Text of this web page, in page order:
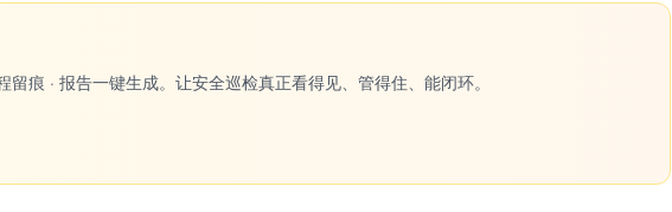
留痕 · 报告一键生成。让安全巡检真正看得见、管得住、能闭环。